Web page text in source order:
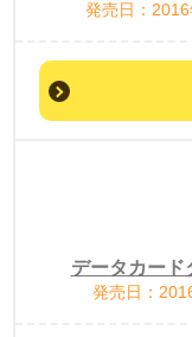
発売日：
データカー
発売日：